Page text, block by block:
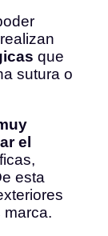
que
sutura o
el
esta
marca.